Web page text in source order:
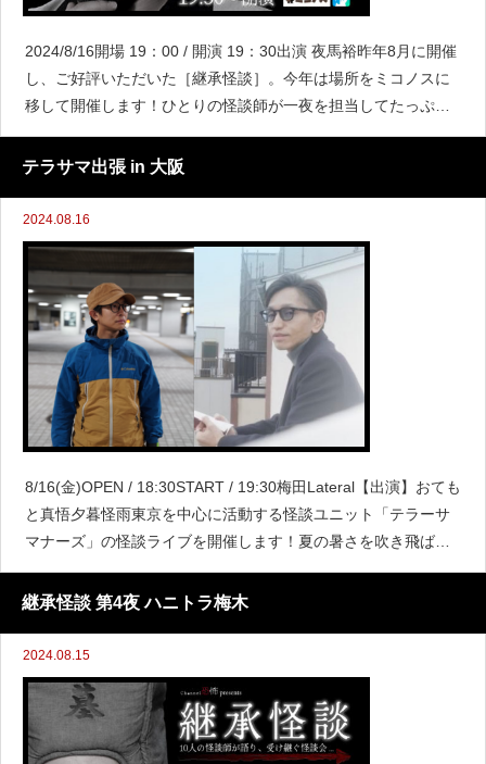
2024/8/16開場 19：00 / 開演 19：30出演 夜馬裕昨年8月に開催
し、ご好評いただいた［継承怪談］。今年は場所をミコノスに
移して開催します！ひとりの怪談師が一夜を担当してたっぷり
と怪談を聴かせる怪談会です。イベントの最後には次回を担当
する怪談師に向けた怪談の「お題」
テラサマ出張 in 大阪
2024.08.16
8/16(金)OPEN / 18:30START / 19:30梅田Lateral【出演】おても
と真悟夕暮怪雨東京を中心に活動する怪談ユニット「テラーサ
マナーズ」の怪談ライブを開催します！夏の暑さを吹き飛ばす
「恐」をみなさんにお届けします。チケットはこちら！
継承怪談 第4夜 ハニトラ梅木
2024.08.15